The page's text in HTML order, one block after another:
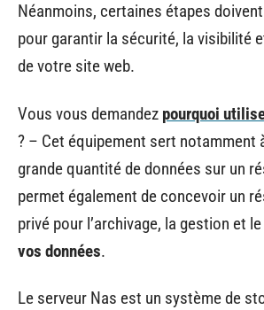
Néanmoins, certaines étapes
pour garantir la sécurité, la visibilité
de votre site web.
Vous vous demandez pourquoi
? – Cet équipement sert notamment
grande quantité de données sur un
permet également de concevoir un
privé pour l’archivage, la gestion et le
vos données.
Le serveur Nas est un système de